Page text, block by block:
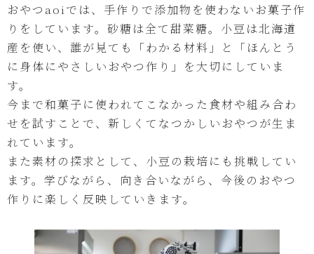
おやつaoiでは、手作りで添加物を使わないお菓子作
りをしています。砂糖は全て甜菜糖。小豆は北海道
産を使い、誰が見ても「わかる材料」と「ほんとう
に身体にやさしいおやつ作り」を大切にしていま
す。
今まで和菓子に使われてこなかった食材や組み合わ
せを試すことで、新しくてなつかしいおやつが生ま
れています。
また素材の探求として、小豆の栽培にも挑戦してい
ます。学びながら、向き合いながら、今後のおやつ
作りに楽しく反映していきます。